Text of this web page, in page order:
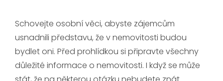
Schovejte osobní věci, abyste zájemcům
usnadnili představu, že v nemovitosti budou
bydlet oni. Před prohlídkou si připravte všechny
důležité informace o nemovitosti. I když se může